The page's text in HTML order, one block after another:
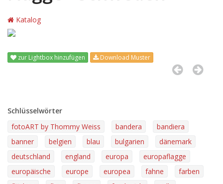
Katalog
zur Lightbox hinzufügen Download Muster
Schlüsselwörter
fotoART by Thommy Weiss
bandera
bandiera
banner
belgien blau bulgarien
dänemark
deutschland
england europa
europaflagge
europäische
europe europea fahne
farben